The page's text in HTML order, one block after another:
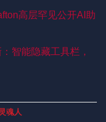
高层罕见公开AI助
智能隐藏工具栏，
魂人